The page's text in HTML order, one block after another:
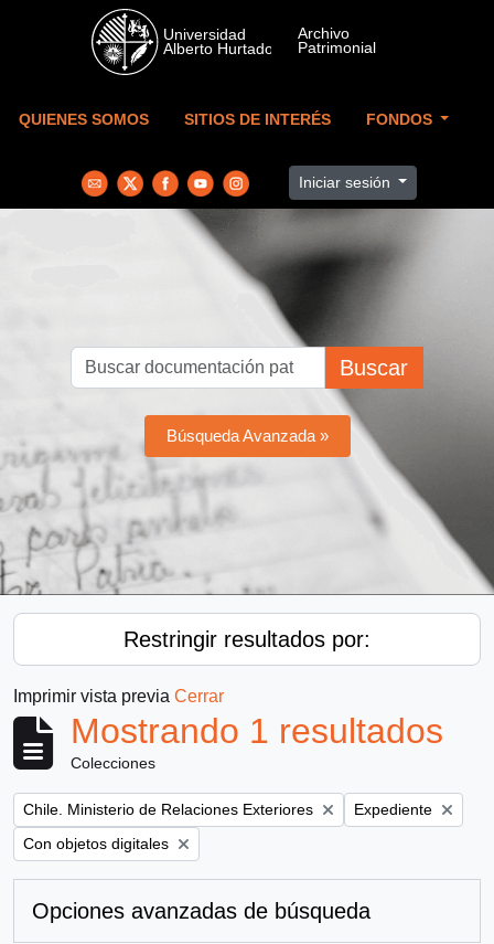
Skip to main content
QUIENES SOMOS SITIOS DE INTERÉS FONDOS
Iniciar sesión
Buscar
Búsqueda Avanzada »
Restringir resultados por:
Imprimir vista previa Cerrar
Mostrando 1 resultados
Colecciones
Remove filter:
Chile. Ministerio de Relaciones Exteriores Remove filter:
Expediente
Remove filter:
Con objetos digitales
Opciones avanzadas de búsqueda